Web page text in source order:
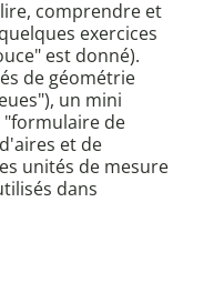
comprendre et
exercices
est donné).
de géométrie
un mini
de
et de
unités de mesure
dans